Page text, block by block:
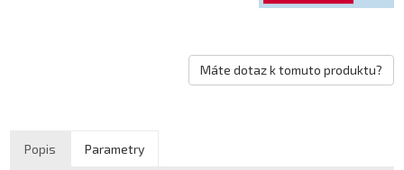
Máte dotaz k tomuto produktu?
Popis Parametry